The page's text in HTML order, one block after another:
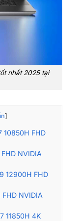
nhất 2025 tại
]
10850H FHD
NVIDIA
12900H FHD
NVIDIA
11850H 4K